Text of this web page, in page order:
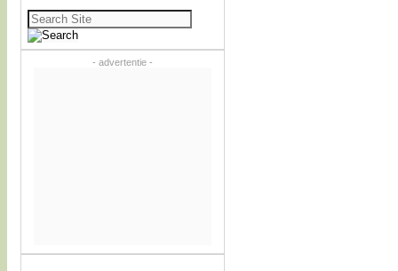
Zoeken
naar:
- advertentie -